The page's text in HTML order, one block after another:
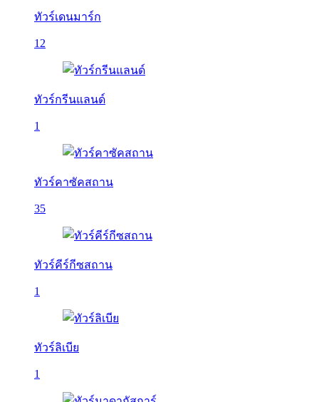
ทัวร์เดนมาร์ก
12
ทัวร์กรีนแลนด์
1
ทัวร์คาซัคสถาน
35
ทัวร์คีร์กีซสถาน
1
ทัวร์ลิเบีย
1